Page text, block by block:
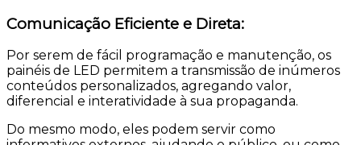
Comunicação Eficiente e Direta:
Por serem de fácil programação e manutenção, os
painéis de LED permitem a transmissão de inúmeros
conteúdos personalizados, agregando valor,
diferencial e interatividade à sua propaganda.
Do mesmo modo, eles podem servir como